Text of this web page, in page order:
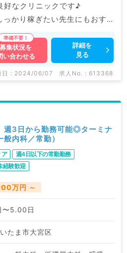
好なクリニックです♪
かり稼ぎたい先生にもおすす
院やクリニックなどの医療機
、
にお問合せ下さい。
募集状況を
い合わせる
詳細を
見る
日 : 2024/06/07 求人No. : 613368
週3日から勤務可能◎ターミナ
内科／常勤）
ア
週4日以下の常勤勤務
経験歓迎
万円 ～
5.00日
たま市大宮区